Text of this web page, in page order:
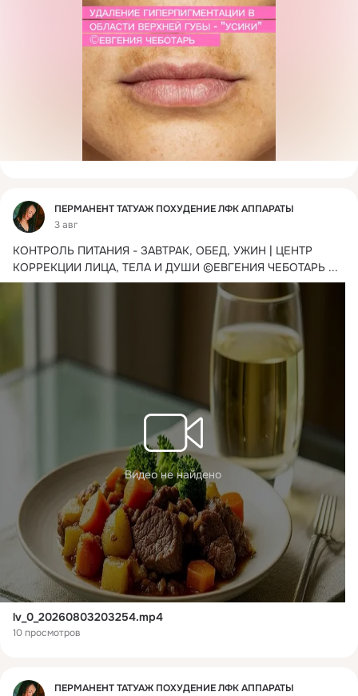
Фид
ПЕРМАНЕНТ ТАТУАЖ ПОХУДЕНИЕ ЛФК АППАРАТЫ
3 авг
КОНТРОЛЬ ПИТАНИЯ - ЗАВТРАК, ОБЕД, УЖИН | ЦЕНТР
КОРРЕКЦИИ ЛИЦА, ТЕЛА И ДУШИ ©ЕВГЕНИЯ ЧЕБОТАРЬ ...
Видео не найдено
lv_0_20260803203254.mp4
10 просмотров
Фид
ПЕРМАНЕНТ ТАТУАЖ ПОХУДЕНИЕ ЛФК АППАРАТЫ